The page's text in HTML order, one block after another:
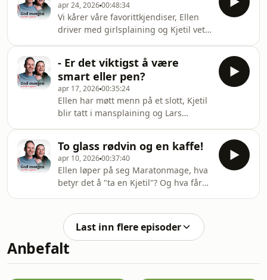
deling av data.
snakker om "Laila", "hatteforet" og
"underetasjen" ?
&#10;&nbsp;Episoden kan inneholde
målrettet reklame, basert på din IP-
adresse, enhet og posisjon. Se
smartpod.no/personvern for
informasjon og dine valg om deling
apr 24, 202600:48:34
Vi kårer våre favorittkjendiser, Ellen
driver med girlsplaining og Kjetil vet
Fellman, Ronny Brede Aase og Tore
Sagen!&#10;&nbsp;Episoden kan
inneholde målrettet reklame, basert
på din IP-adresse, enhet og posisjon.
Se smartpod.no/personvern for
informasjon og dine valg om deling
av data.
- Er det viktigst å være
smart eller pen?
apr 17, 202600:35:24
Ellen har møtt menn på et slott, Kjetil
blir tatt i mansplaining og Lars
kan inneholde målrettet reklame,
basert på din IP-adresse, enhet og
posisjon. Se smartpod.no/personvern
for informasjon og dine valg om
deling av data.
To glass rødvin og en kaffe!
apr 10, 202600:37:40
Ellen løper på seg Maratonmage, hva
betyr det å "ta en Kjetil"? Og hva får
målrettet reklame, basert på din IP-
adresse, enhet og posisjon. Se
smartpod.no/personvern for
informasjon og dine valg om deling
Last inn flere episoder
Anbefalt